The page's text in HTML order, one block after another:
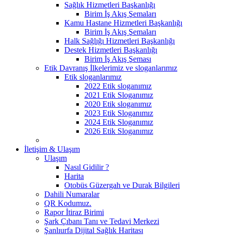
Sağlık Hizmetleri Başkanlığı
Birim İş Akış Şemaları
Kamu Hastane Hizmetleri Başkanlığı
Birim İş Akış Şemaları
Halk Sağlığı Hizmetleri Başkanlığı
Destek Hizmetleri Başkanlığı
Birim İş Akış Şeması
Etik Davranış İlkelerimiz ve sloganlarımız
Etik sloganlarımız
2022 Etik sloganımız
2021 Etik Sloganımız
2020 Etik sloganımız
2023 Etik Sloganımız
2024 Etik Sloganımız
2026 Etik Sloganımız
İletişim & Ulaşım
Ulaşım
Nasıl Gidilir ?
Harita
Otobüs Güzergah ve Durak Bilgileri
Dahili Numaralar
QR Kodumuz.
Rapor İtiraz Birimi
Şark Çıbanı Tanı ve Tedavi Merkezi
Şanlıurfa Dijital Sağlık Haritası